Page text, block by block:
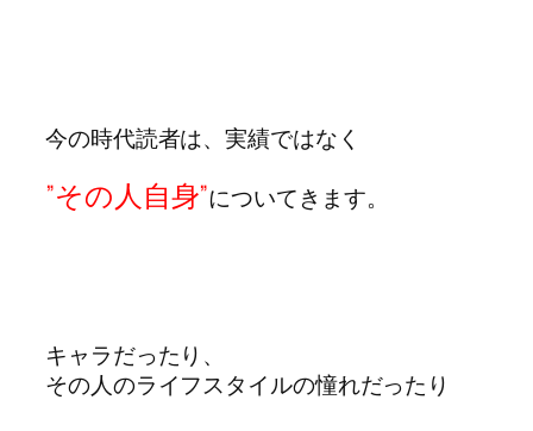
今の時代読者は、実績ではなく
”その人自身”についてきます。
キャラだったり、
その人のライフスタイルの憧れだったり